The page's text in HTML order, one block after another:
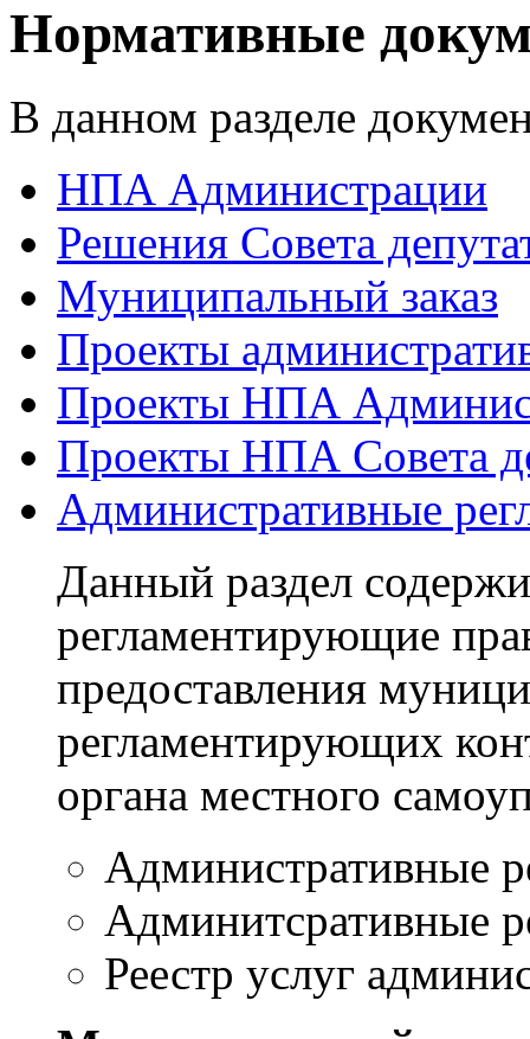
Нормативные
В данном разделе
НПА Администрации
Решения Совета
Муниципальный заказ
Проекты
Проекты НПА
Проекты НПА Совета
Административные
Данный раздел
регламентирующие
предоставления
регламентирующих
органа местного
Административные
Админитсративные
Реестр услуг